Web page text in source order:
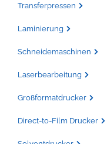
Transferpressen
Laminierung
Schneidemaschinen
Laserbearbeitung
Großformatdrucker
Direct-to-Film Drucker